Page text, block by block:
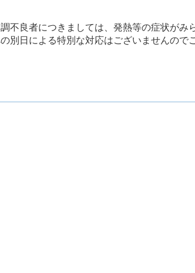
不良者につきましては、発熱等の症状がみ
別日による特別な対応はございませんので